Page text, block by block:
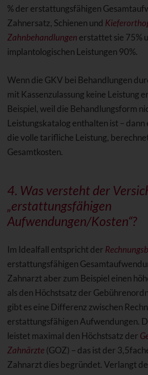
% der erstattungsfähigen
Zahnersatz, Schienen und
Zahnbehandlungen erstattet sie 75%
implantologischen Leistungen 90%.
Wenn die GKV bei Behandlungen
mit Kassenzulassung keine Leistung
Beispiel, weil die Behandlungsform
Leistungskatalog enthalten ist –
die volle tarifliche Leistung,
Gesamtkosten.
4. Was versteht der
„erstattungsfähigen
Aufwendungen/Kosten“?
Im Idealfall entspricht der
erstattungsfähigen
Zahnarzt aber zum Beispiel einen
als den Höchstsatz der
gibt es eine Differenz zwischen
erstattungsfähigen Aufwendungen.
leistet maximal den Höchstsatz der
Zahnärzte (GOZ) – das ist der
Zahnarzt dies begründet. Verlangt